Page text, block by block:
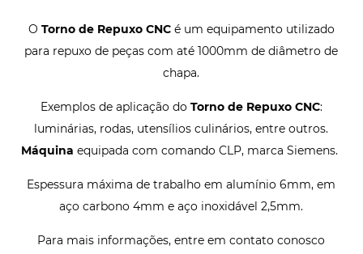
O Torno de Repuxo CNCé um equipamento utilizado
para repuxo de peças com até 1000mm de diâmetro de
chapa.
Exemplos de aplicação do Torno de Repuxo CNC:
luminárias, rodas, utensílios culinários, entre outros.
Máquinaequipada com comando CLP, marca Siemens.
Espessura máxima de trabalho em alumínio 6mm, em
aço carbono 4mm e aço inoxidável 2,5mm.
Para mais informações, entre em contato conosco